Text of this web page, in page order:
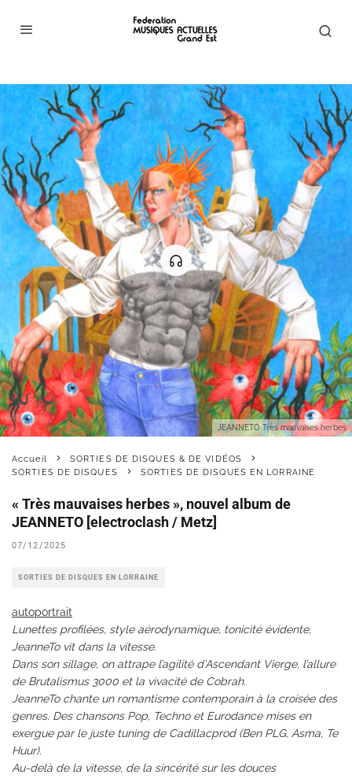
JEANNETO Très mauvaises herbes
Accueil
SORTIES DE DISQUES & DE VIDÉOS
SORTIES DE DISQUES
SORTIES DE DISQUES EN LORRAINE
« Très mauvaises herbes », nouvel album de
JEANNETO [electroclash / Metz]
07/12/2025
SORTIES DE DISQUES EN LORRAINE
autoportrait
Lunettes profilées, style aérodynamique, tonicité évidente,
JeanneTo vit dans la vitesse.
Dans son sillage, on attrape l’agilité d’Ascendant Vierge, l’allure
de Brutalismus 3000 et la vivacité de Cobrah.
JeanneTo chante un romantisme contemporain à la croisée des
genres. Des chansons Pop, Techno et Eurodance mises en
exergue par le juste tuning de Cadillacprod (Ben PLG, Asma, Te
Huur).
Au-delà de la vitesse, de la sincérité sur les douces